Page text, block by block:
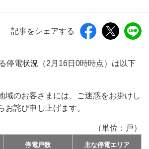
記事をシェアする
停電状況（2月16日0時時点）は以下
域のお客さまには、ご迷惑をお掛けし
お詫び申し上げます。
（単位：戸）
停電戸数 主な停電エリア